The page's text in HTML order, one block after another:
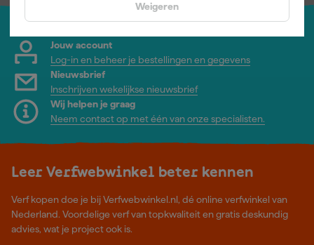
Weigeren
Jouw account
Log-in en beheer je bestellingen en gegevens
Nieuwsbrief
Inschrijven wekelijkse nieuwsbrief
Wij helpen je graag
Neem contact op met één van onze specialisten.
Leer Verfwebwinkel beter kennen
Verf kopen doe je bij Verfwebwinkel.nl, dé online verfwinkel van
Nederland. Voordelige verf van topkwaliteit en gratis deskundig
advies, wat je project ook is.